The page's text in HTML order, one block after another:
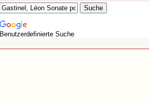
Benutzerdefinierte Suche